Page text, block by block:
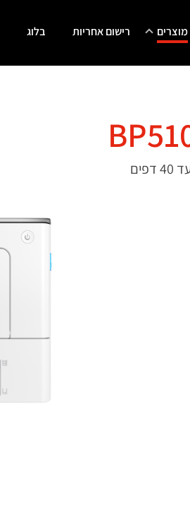
בלוג רישום אחריות מוצרים
מדפסת לייזר שחור לבן BP5100DN מדפיסה באיכות גבוהה עם מהירות עד 40 דפים